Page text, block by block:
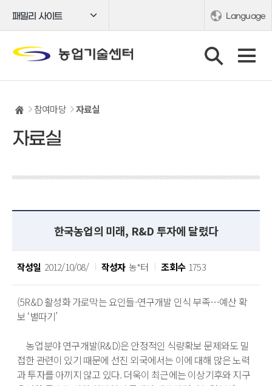
패밀리 사이트 Language
참여마당 자료실
자료실
한국농업의 미래, R&D 투자에 달렸다
작성일 2012/10/08/ 작성자 농*터 조회수 1753
(5R&D 활성화 가로막는 요인들-연구개발 인식 부족…예산 확
보 ‘별따기’
농업분야 연구개발(R&D)은 안정적인 식량확보 문제와도 밀
접한 관련이 있기 때문에 선진 외국에서는 이에 대해 많은 노력
과 투자를 아끼지 않고 있다. 더욱이 최근에는 이상기후와 지구